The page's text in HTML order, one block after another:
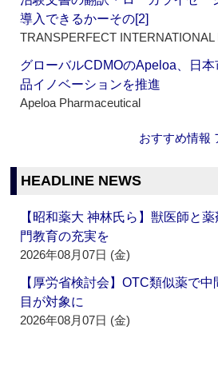
導入できるかーその[2]
TRANSPERFECT INTERNATIONAL
グローバルCDMOのApeloa、日
品イノベーションを推進
Apeloa Pharmaceutical
おすすめ情報
HEADLINE NEWS
【昭和薬大 神林氏ら】獣医師と
門教育の充実を
2026年08月07日 (金)
【厚労省検討会】OTC類似薬で
目が対象に
2026年08月07日 (金)